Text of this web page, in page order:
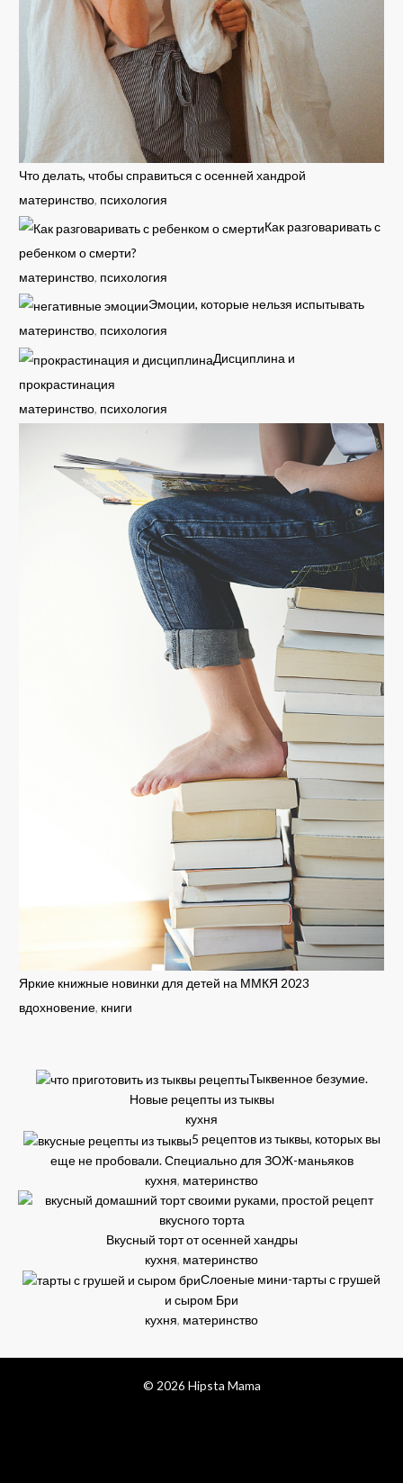
Что делать, чтобы справиться с осенней хандрой
материнство, психология
Как разговаривать с
ребенком о смерти?
материнство, психология
Эмоции, которые нельзя испытывать
материнство, психология
Дисциплина и
прокрастинация
материнство, психология
Яркие книжные новинки для детей на ММКЯ 2023
вдохновение, книги
Тыквенное безумие.
Новые рецепты из тыквы
кухня
5 рецептов из тыквы, которых вы
еще не пробовали. Специально для ЗОЖ-маньяков
кухня, материнство
Вкусный торт от осенней хандры
кухня, материнство
Слоеные мини-тарты с грушей
и сыром Бри
кухня, материнство
© 2026 Hipsta Mama